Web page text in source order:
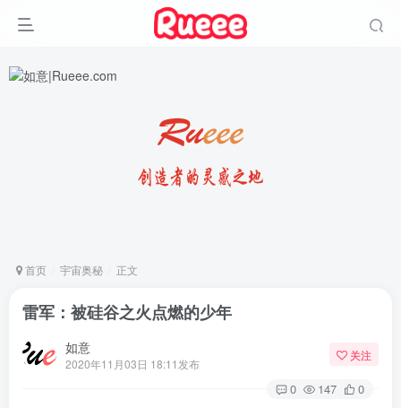
首页 宇宙奥秘 正文
雷军：被硅谷之火点燃的少年
如意
2020年11月03日 18:11发布
关注
0 147 0